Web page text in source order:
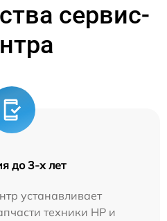
сервис-
до 3-х лет
устанавливает
техники HP и